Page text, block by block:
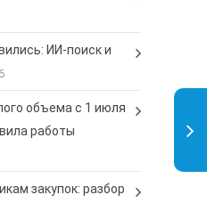
ИИ-поиск и
объема с 1 июля
работы
закупок: разбор